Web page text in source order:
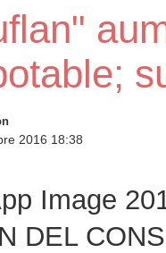
2016 18:38
DEL